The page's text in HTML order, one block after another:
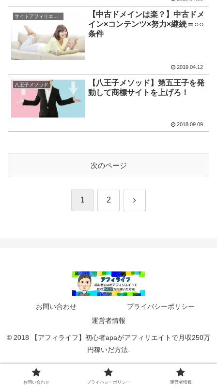
サイトアフィリエイト
【中古ドメインは楽？】中古ドメ
イン×コンテンツ×努力×継続＝○○
条件
2019.04.12
八王子メソッド
【八王子メソッド】第五王子を発
動して商標サイトを上げろ！
2018.09.09
次のページ
1 2 次
お問い合わせ
プライバシーポリシー
運営者情報
© 2018 【アフィライフ】初心者apaがアフィリエイトで月収250万
円稼いだ方法.
お問い合わせ プライバシーポリシー 運営者情報